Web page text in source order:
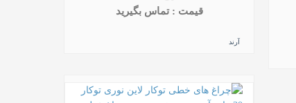
قیمت : تماس بگیرید
آرند